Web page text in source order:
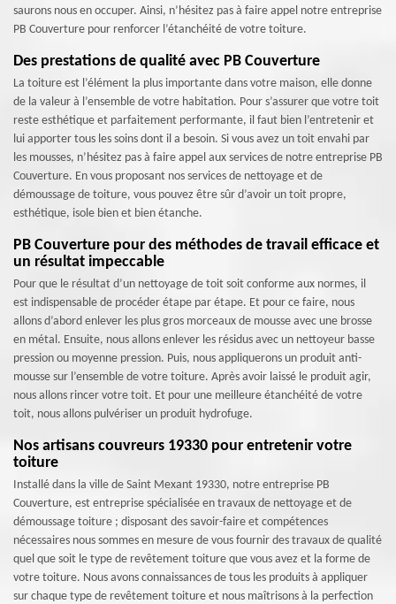
saurons nous en occuper. Ainsi, n’hésitez pas à faire appel notre entreprise
PB Couverture pour renforcer l’étanchéité de votre toiture.
Des prestations de qualité avec PB Couverture
La toiture est l’élément la plus importante dans votre maison, elle donne
de la valeur à l’ensemble de votre habitation. Pour s’assurer que votre toit
reste esthétique et parfaitement performante, il faut bien l’entretenir et
lui apporter tous les soins dont il a besoin. Si vous avez un toit envahi par
les mousses, n’hésitez pas à faire appel aux services de notre entreprise PB
Couverture. En vous proposant nos services de nettoyage et de
démoussage de toiture, vous pouvez être sûr d’avoir un toit propre,
esthétique, isole bien et bien étanche.
PB Couverture pour des méthodes de travail efficace et
un résultat impeccable
Pour que le résultat d’un nettoyage de toit soit conforme aux normes, il
est indispensable de procéder étape par étape. Et pour ce faire, nous
allons d’abord enlever les plus gros morceaux de mousse avec une brosse
en métal. Ensuite, nous allons enlever les résidus avec un nettoyeur basse
pression ou moyenne pression. Puis, nous appliquerons un produit anti-
mousse sur l’ensemble de votre toiture. Après avoir laissé le produit agir,
nous allons rincer votre toit. Et pour une meilleure étanchéité de votre
toit, nous allons pulvériser un produit hydrofuge.
Nos artisans couvreurs 19330 pour entretenir votre
toiture
Installé dans la ville de Saint Mexant 19330, notre entreprise PB
Couverture, est entreprise spécialisée en travaux de nettoyage et de
démoussage toiture ; disposant des savoir-faire et compétences
nécessaires nous sommes en mesure de vous fournir des travaux de qualité
quel que soit le type de revêtement toiture que vous avez et la forme de
votre toiture. Nous avons connaissances de tous les produits à appliquer
sur chaque type de revêtement toiture et nous maîtrisons à la perfection